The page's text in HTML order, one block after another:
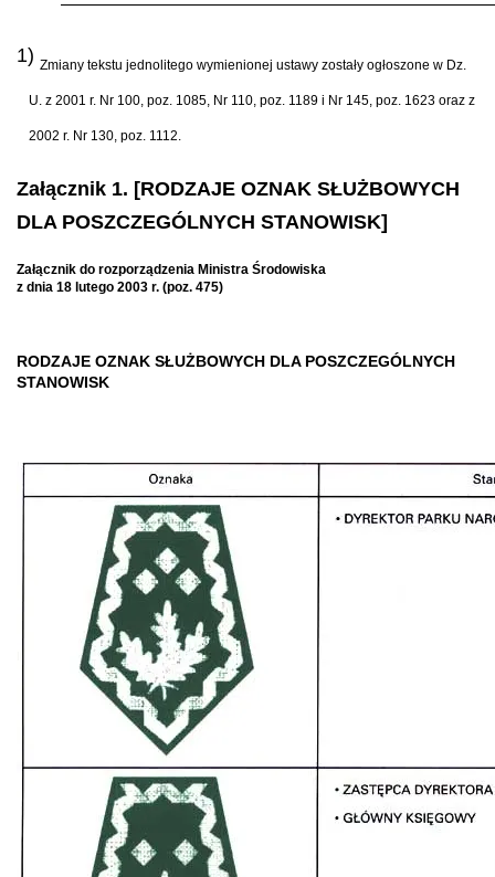
1) Zmiany tekstu jednolitego wymienionej ustawy zostały ogłoszone w Dz.
U. z 2001 r. Nr 100, poz. 1085, Nr 110, poz. 1189 i Nr 145, poz. 1623 oraz z
2002 r. Nr 130, poz. 1112.
Załącznik 1. [RODZAJE OZNAK SŁUŻBOWYCH
DLA POSZCZEGÓLNYCH STANOWISK]
Załącznik do rozporządzenia Ministra Środowiska
z dnia 18 lutego 2003 r. (poz. 475)
RODZAJE OZNAK SŁUŻBOWYCH DLA POSZCZEGÓLNYCH
STANOWISK